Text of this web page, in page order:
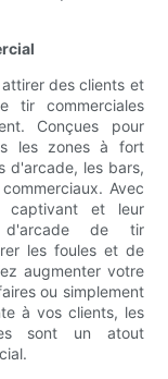
des clients et
tir commerciales
Conçues pour
les zones à fort
d'arcade, les bars,
Avec
captivant et leur
d'arcade de tir
les foules et de
augmenter votre
ou simplement
à vos clients, les
sont un atout